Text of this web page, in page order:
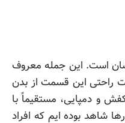
است. این جمله معروف
راحتی این قسمت از بدن
و دمپایی، مستقیماً با
شاهد بوده ایم که افراد